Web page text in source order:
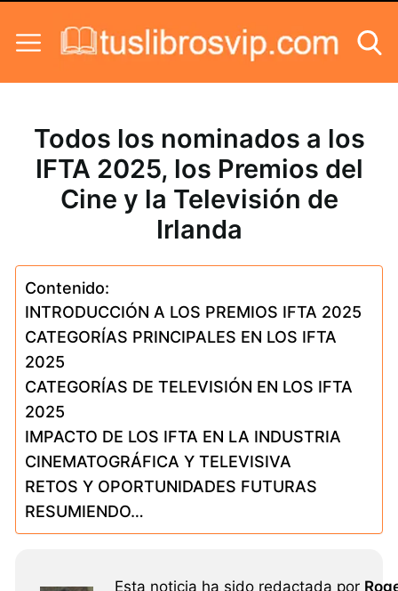
Todos los nominados a los
IFTA 2025, los Premios del
Cine y la Televisión de
Irlanda
Contenido:
INTRODUCCIÓN A LOS PREMIOS IFTA 2025
CATEGORÍAS PRINCIPALES EN LOS IFTA
2025
CATEGORÍAS DE TELEVISIÓN EN LOS IFTA
2025
IMPACTO DE LOS IFTA EN LA INDUSTRIA
CINEMATOGRÁFICA Y TELEVISIVA
RETOS Y OPORTUNIDADES FUTURAS
RESUMIENDO…
Esta noticia ha sido redactada por